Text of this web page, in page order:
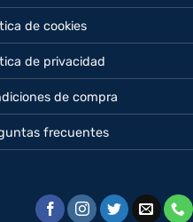
de cookies
de privacidad
de compra
frecuentes